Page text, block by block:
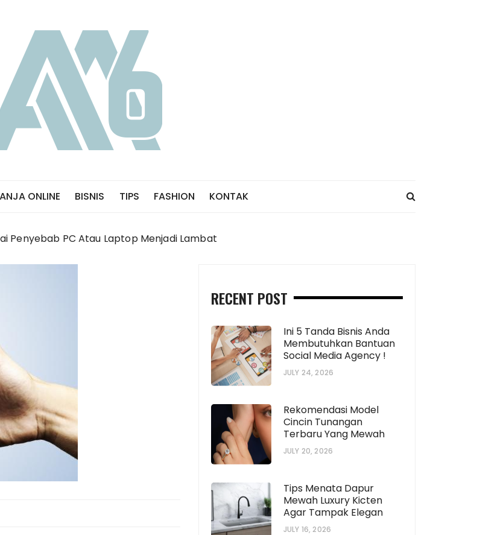
ONLINE BISNIS TIPS FASHION KONTAK
Penyebab PC Atau Laptop Menjadi Lambat
RECENT POST
Ini 5 Tanda Bisnis Anda
Membutuhkan Bantuan
Social Media Agency !
JULY 24, 2026
Rekomendasi Model
Cincin Tunangan
Terbaru Yang Mewah
JULY 20, 2026
Tips Menata Dapur
Mewah Luxury Kicten
Agar Tampak Elegan
JULY 16, 2026